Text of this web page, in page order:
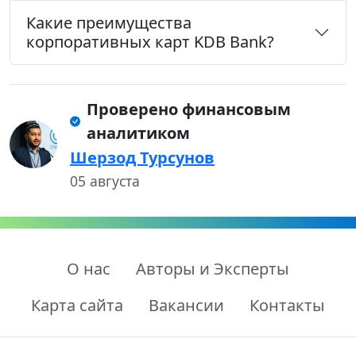
Какие преимущества
корпоративных карт KDB Bank?
Проверено финансовым
аналитиком
Шерзод Турсунов
05 августа
О нас
Авторы и Эксперты
Карта сайта
Вакансии Контакты